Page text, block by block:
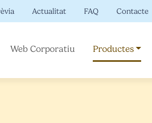
Actualitat FAQ Contacte
Web Corporatiu Productes